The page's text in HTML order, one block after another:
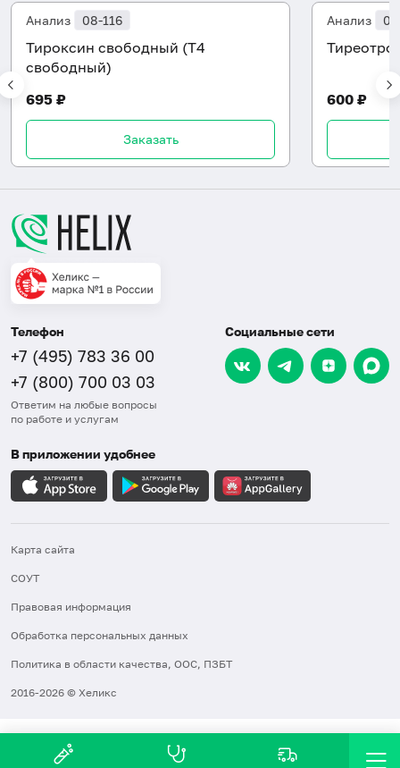
Анализ 08-116
Тироксин свободный (Т4
свободный)
695 ₽
Заказать
Анализ
600 ₽
Телефон
+7 (495) 783 36 00
+7 (800) 700 03 03
Ответим на любые вопросы
по работе и услугам
Социальные сети
В приложении удобнее
Карта сайта
СОУТ
Правовая информация
Обработка персональных данных
Политика в области качества, ООС, ПЗБТ
2016-2026 © Хеликс